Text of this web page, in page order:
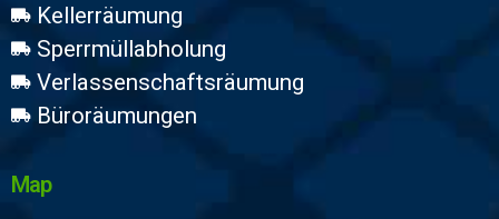
Kellerräumung
Sperrmüllabholung
Verlassenschaftsräumung
Büroräumungen
Map